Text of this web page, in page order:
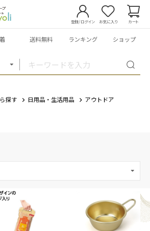
登録/ログイン お気に入り カート
送料無料 ランキング ショップ
探す 日用品・生活用品 アウトドア